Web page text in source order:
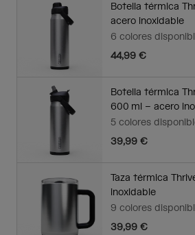
Botella térmica
acero inoxidable
6 colores
44,99 €
Botella térmica
600 ml – acero
5 colores
39,99 €
Taza térmica
inoxidable
9 colores
39,99 €